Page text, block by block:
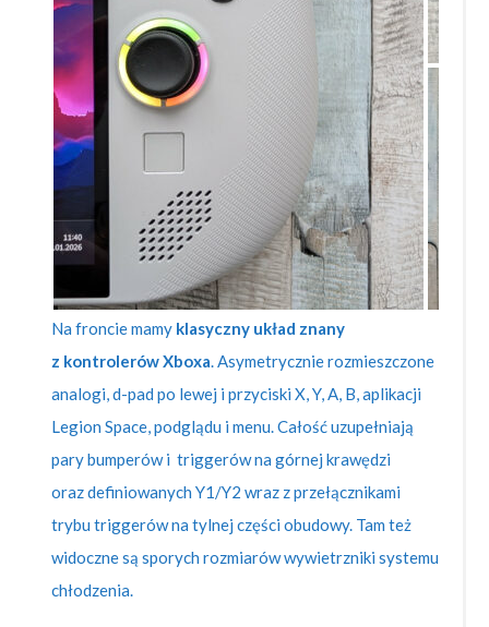
Na froncie mamy klasyczny układ znany
z kontrolerów Xboxa. Asymetrycznie rozmieszczone
analogi, d-pad po lewej i przyciski X, Y, A, B, aplikacji
Legion Space, podglądu i menu. Całość uzupełniają
pary bumperów i triggerów na górnej krawędzi
oraz definiowanych Y1/Y2 wraz z przełącznikami
trybu triggerów na tylnej części obudowy. Tam też
widoczne są sporych rozmiarów wywietrzniki systemu
chłodzenia.